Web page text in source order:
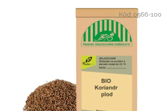
Kód:0566-100